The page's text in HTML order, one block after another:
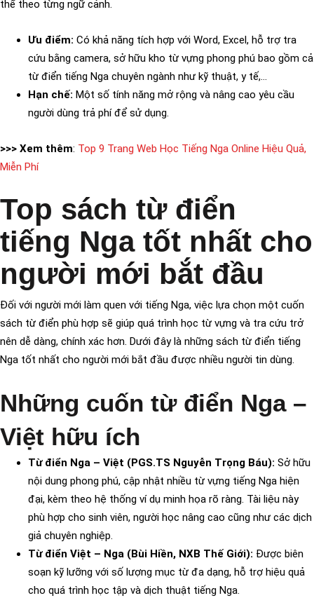
thể theo từng ngữ cảnh.
Ưu điểm: Có khả năng tích hợp với Word, Excel, hỗ trợ tra
cứu bằng camera, sở hữu kho từ vựng phong phú bao gồm cả
từ điển tiếng Nga chuyên ngành như kỹ thuật, y tế,…
Hạn chế: Một số tính năng mở rộng và nâng cao yêu cầu
người dùng trả phí để sử dụng.
>>> Xem thêm: Top 9 Trang Web Học Tiếng Nga Online Hiệu Quả,
Miễn Phí
Top sách từ điển
tiếng Nga tốt nhất cho
người mới bắt đầu
Đối với người mới làm quen với tiếng Nga, việc lựa chọn một cuốn
sách từ điển phù hợp sẽ giúp quá trình học từ vựng và tra cứu trở
nên dễ dàng, chính xác hơn. Dưới đây là những sách từ điển tiếng
Nga tốt nhất cho người mới bắt đầu được nhiều người tin dùng.
Những cuốn từ điển Nga –
Việt hữu ích
Từ điển Nga – Việt (PGS.TS Nguyễn Trọng Báu): Sở hữu
nội dung phong phú, cập nhật nhiều từ vựng tiếng Nga hiện
đại, kèm theo hệ thống ví dụ minh họa rõ ràng. Tài liệu này
phù hợp cho sinh viên, người học nâng cao cũng như các dịch
giả chuyên nghiệp.
Từ điển Việt – Nga (Bùi Hiền, NXB Thế Giới): Được biên
soạn kỹ lưỡng với số lượng mục từ đa dạng, hỗ trợ hiệu quả
cho quá trình học tập và dịch thuật tiếng Nga.